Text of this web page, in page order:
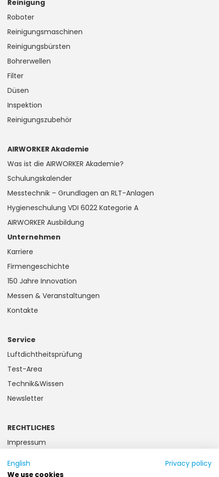
Reinigung
Roboter
Reinigungsmaschinen
Reinigungsbürsten
Bohrerwellen
Filter
Düsen
Inspektion
Reinigungszubehör
AIRWORKER Akademie
Was ist die AIRWORKER Akademie?
Schulungskalender
Messtechnik – Grundlagen an RLT-Anlagen
Hygieneschulung VDI 6022 Kategorie A
AIRWORKER Ausbildung
Unternehmen
Karriere
Firmengeschichte
150 Jahre Innovation
Messen & Veranstaltungen
Kontakte
Service
Luftdichtheitsprüfung
Test-Area
Technik&Wissen
Newsletter
RECHTLICHES
Impressum
Kundeninformation
English
Privacy policy
We use cookies